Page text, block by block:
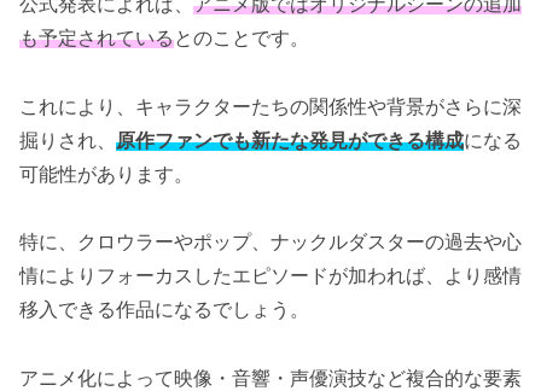
も予定されているとのことです。
これにより、キャラクターたちの関係性や背景がさらに深
掘りされ、 原作ファンでも新たな発見ができる構成になる
可能性があります。
特に、クロウラーやポップ、ナックルダスターの過去や心
情によりフォーカスしたエピソードが加われば、より感情
移入できる作品になるでしょう。
アニメ化によって映像・音響・声優演技など複合的な要素